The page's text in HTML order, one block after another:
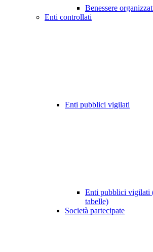
Benessere
Enti controllati
Enti pubblici vigilati
Enti pubblici vigilati
tabelle)
Società partecipate